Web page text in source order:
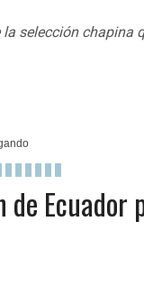
selección chapina